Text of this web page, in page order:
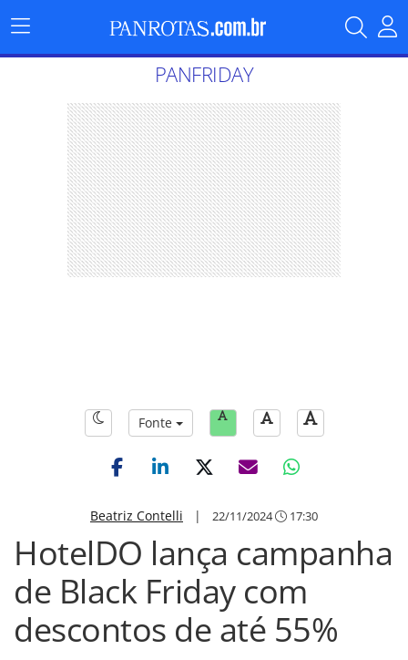
Menu
Principal
PANFRIDAY
Fonte
Beatriz Contelli | 22/11/2024 17:30
HotelDO lança campanha
de Black Friday com
descontos de até 55%